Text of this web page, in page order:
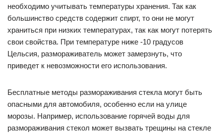
необходимо учитывать температуры хранения. Так как
большинство средств содержит спирт, то они не могут
храниться при низких температурах, так как могут потерять
свои свойства. При температуре ниже -10 градусов
Цельсия, размораживатель может замерзнуть, что
приведет к невозможности его использования.
Бесплатные методы размораживания стекла могут быть
опасными для автомобиля, особенно если на улице
морозы. Например, использование горячей воды для
размораживания стекол может вызвать трещины на стекле